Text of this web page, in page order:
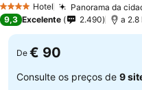
4 EstrelasHotel Panorama da
9,3 Excelente 2.490 a 2.8
De € 90
Consulte os preços de 9